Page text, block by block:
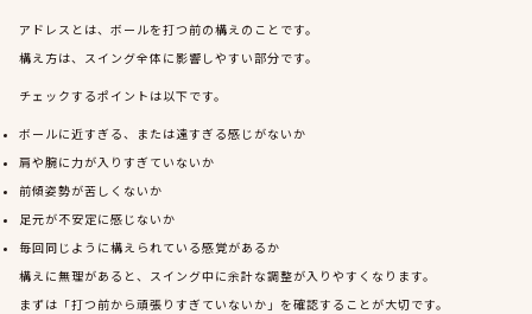
アドレスとは、ボールを打つ前の構えのことです。
構え方は、スイング全体に影響しやすい部分です。
チェックするポイントは以下です。
ボールに近すぎる、または遠すぎる感じがないか
肩や腕に力が入りすぎていないか
前傾姿勢が苦しくないか
足元が不安定に感じないか
毎回同じように構えられている感覚があるか
構えに無理があると、スイング中に余計な調整が入りやすくなります。
まずは「打つ前から頑張りすぎていないか」を確認することが大切です。